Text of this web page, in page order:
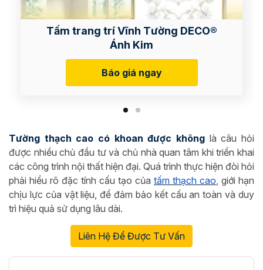
Tấm trang trí Vĩnh Tường DECO®
Ánh Kim
Báo giá ngay
Tường thạch cao có khoan được không là câu hỏi
được nhiều chủ đầu tư và chủ nhà quan tâm khi triển khai
các công trình nội thất hiện đại. Quá trình thực hiện đòi hỏi
phải hiểu rõ đặc tính cấu tạo của tấm thạch cao, giới hạn
chịu lực của vật liệu, để đảm bảo kết cấu an toàn và duy
trì hiệu quả sử dụng lâu dài.
Liên Hệ Để Được Tư Vấn